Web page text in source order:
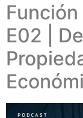
E02 |